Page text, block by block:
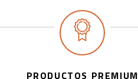
PRODUCTOS PREMIUM